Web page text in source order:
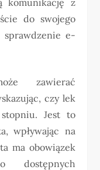
do swojego
sprawdzenie e-
zawierać
czy lek
Jest to
wpływając na
ma obowiązek
dostępnych